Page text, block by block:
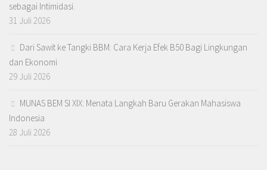
sebagai Intimidasi.
31 Juli 2026
Dari Sawit ke Tangki BBM: Cara Kerja Efek B50 Bagi Lingkungan
dan Ekonomi
29 Juli 2026
MUNAS BEM SI XIX: Menata Langkah Baru Gerakan Mahasiswa
Indonesia
28 Juli 2026